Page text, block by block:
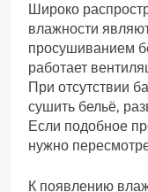
Широко
влажности
просушиванием
работает
При отсутствии
сушить бельё,
Если подобное
нужно
К появлению